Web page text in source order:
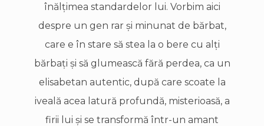
înălţimea standardelor lui. Vorbim aici
despre un gen rar şi minunat de bărbat,
care e în stare să stea la o bere cu alţi
bărbaţi şi să glumească fără perdea, ca un
elisabetan autentic, după care scoate la
iveală acea latură profundă, misterioasă, a
firii lui şi se transformă într-un amant